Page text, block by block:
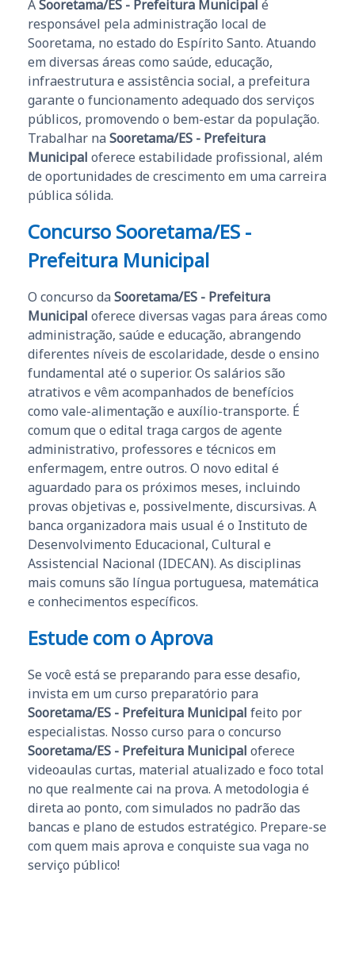
ASooretama/ES - Prefeitura Municipal é
responsável pela administração local de
Sooretama, no estado do Espírito Santo. Atuando
em diversas áreas como saúde, educação,
infraestrutura e assistência social, a prefeitura
garante o funcionamento adequado dos serviços
públicos, promovendo o bem-estar da população.
Trabalhar na Sooretama/ES - Prefeitura
Municipal oferece estabilidade profissional, além
de oportunidades de crescimento em uma carreira
pública sólida.
Concurso Sooretama/ES -
Prefeitura Municipal
O concurso da Sooretama/ES - Prefeitura
Municipal oferece diversas vagas para áreas como
administração, saúde e educação, abrangendo
diferentes níveis de escolaridade, desde o ensino
fundamental até o superior. Os salários são
atrativos e vêm acompanhados de benefícios
como vale-alimentação e auxílio-transporte. É
comum que o edital traga cargos de agente
administrativo, professores e técnicos em
enfermagem, entre outros. O novo edital é
aguardado para os próximos meses, incluindo
provas objetivas e, possivelmente, discursivas. A
banca organizadora mais usual é o Instituto de
Desenvolvimento Educacional, Cultural e
Assistencial Nacional (IDECAN). As disciplinas
mais comuns são língua portuguesa, matemática
e conhecimentos específicos.
Estude com o Aprova
Se você está se preparando para esse desafio,
invista em um curso preparatório para
Sooretama/ES - Prefeitura Municipal feito por
especialistas. Nosso curso para o concurso
Sooretama/ES - Prefeitura Municipal oferece
videoaulas curtas, material atualizado e foco total
no que realmente cai na prova. A metodologia é
direta ao ponto, com simulados no padrão das
bancas e plano de estudos estratégico. Prepare-se
com quem mais aprova e conquiste sua vaga no
serviço público!